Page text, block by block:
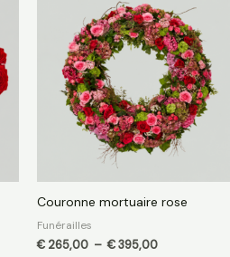
Couronne mortuaire rose
Funérailles
€ 265,00 – €395,00
de
prix :
€ 265,00
à
€ 395,00